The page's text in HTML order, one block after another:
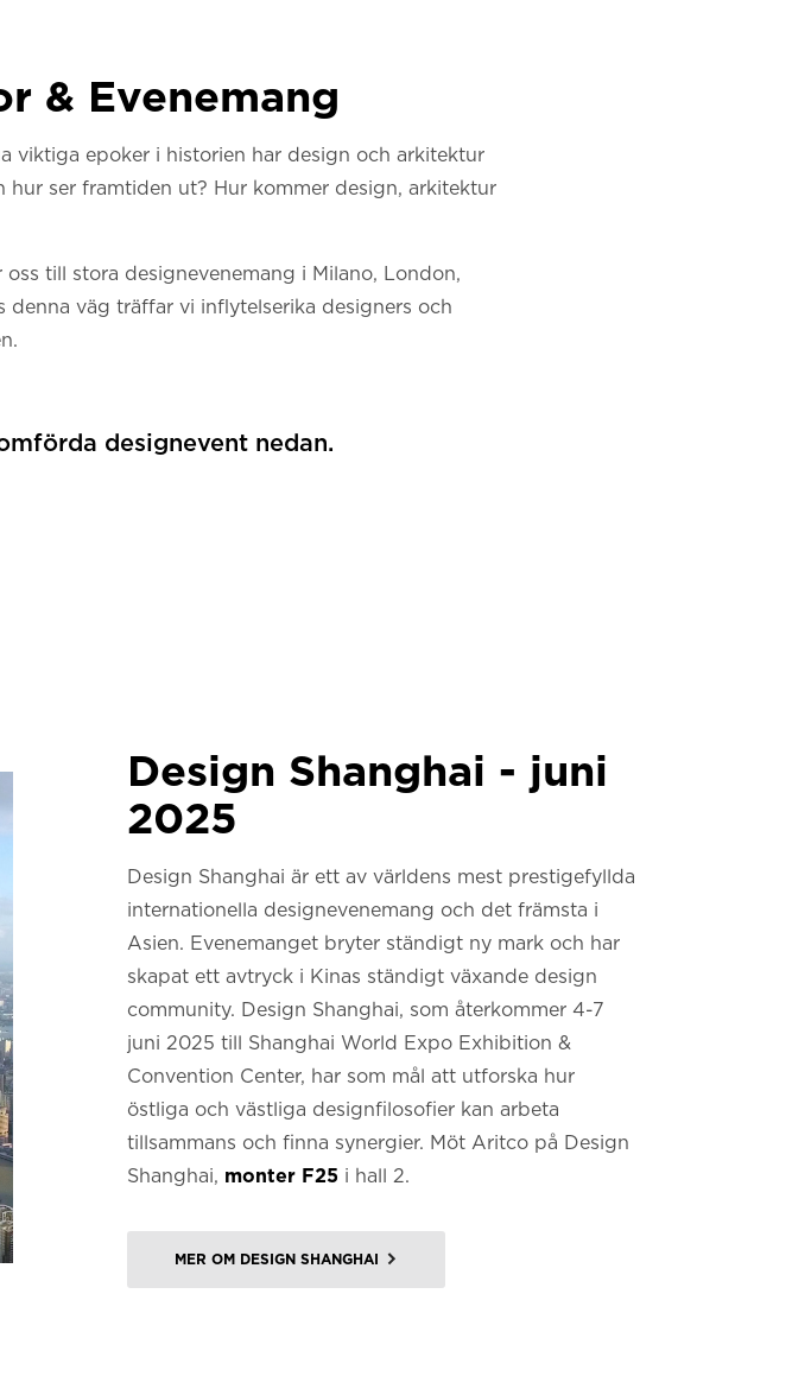
& Evenemang
viktiga epoker i historien har design och arkitektur
ser framtiden ut? Hur kommer design, arkitektur
till stora designevenemang i Milano, London,
denna väg träffar vi inflytelserika designers och
designevent nedan.
Design Shanghai - juni
2025
Design Shanghai är ett av världens mest prestigefyllda
internationella designevenemang och det främsta i
Asien. Evenemanget bryter ständigt ny mark och har
skapat ett avtryck i Kinas ständigt växande design
community. Design Shanghai, som återkommer 4-7
juni 2025 till Shanghai World Expo Exhibition &
Convention Center, har som mål att utforska hur
östliga och västliga designfilosofier kan arbeta
tillsammans och finna synergier. Möt Aritco på Design
Shanghai, monter F25 i hall 2.
MER OM DESIGN SHANGHAI